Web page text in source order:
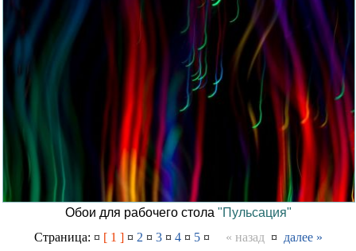
Обои для рабочего стола "Пульсация"
Страница: ¤ [ 1 ]¤ 2 ¤ 3¤ 4¤ 5¤ « назад ¤ далее »